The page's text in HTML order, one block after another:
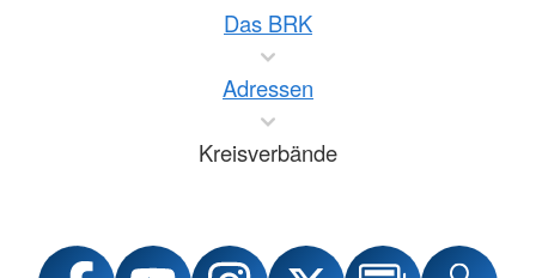
Das BRK
Adressen
Kreisverbände